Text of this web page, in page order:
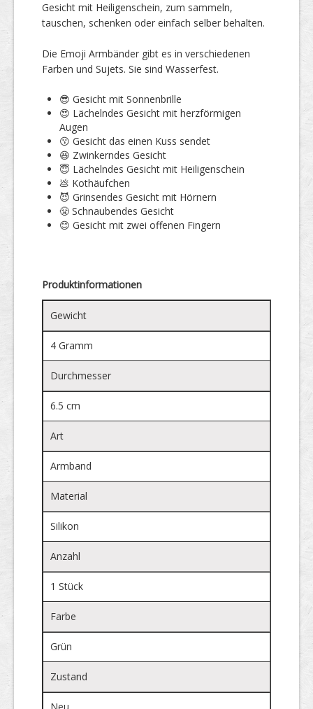
Gesicht mit Heiligenschein, zum sammeln,
tauschen, schenken oder einfach selber behalten.
Die Emoji Armbänder gibt es in verschiedenen
Farben und Sujets. Sie sind Wasserfest.
😎 Gesicht mit Sonnenbrille
😍 Lächelndes Gesicht mit herzförmigen
Augen
😗 Gesicht das einen Kuss sendet
😆 Zwinkerndes Gesicht
😇 Lächelndes Gesicht mit Heiligenschein
💩 Kothäufchen
😈 Grinsendes Gesicht mit Hörnern
😤 Schnaubendes Gesicht
😊 Gesicht mit zwei offenen Fingern
Produktinformationen
Gewicht
4 Gramm
Durchmesser
6.5 cm
Art
Armband
Material
Silikon
Anzahl
1 Stück
Farbe
Grün
Zustand